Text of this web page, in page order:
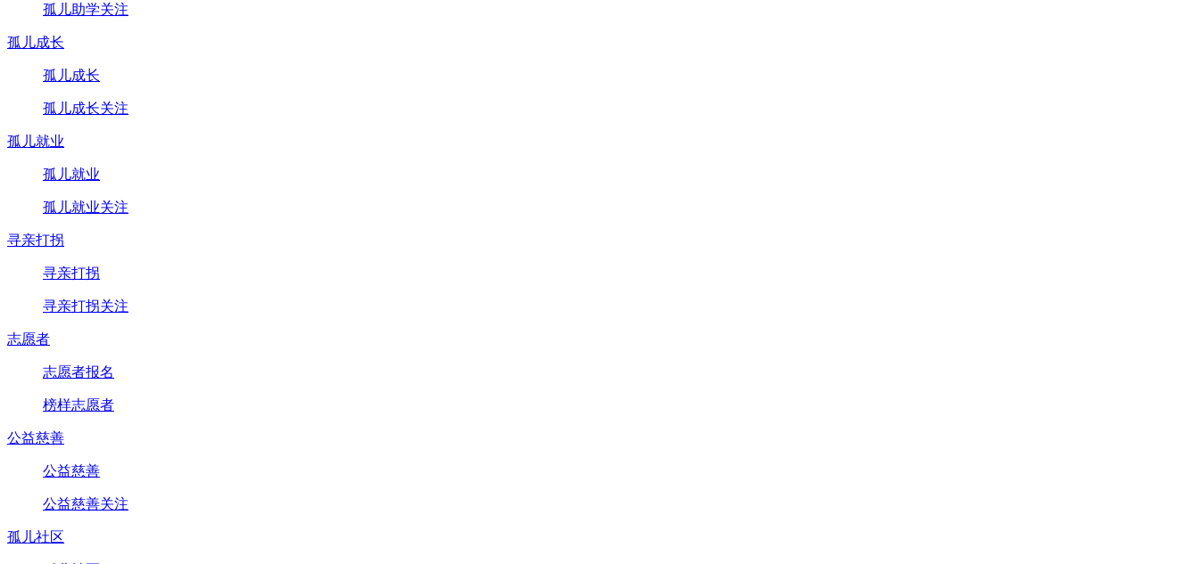
孤儿助学关注
孤儿成长
孤儿成长
孤儿成长关注
孤儿就业
孤儿就业
孤儿就业关注
寻亲打拐
寻亲打拐
寻亲打拐关注
志愿者
志愿者报名
榜样志愿者
公益慈善
公益慈善
公益慈善关注
孤儿社区